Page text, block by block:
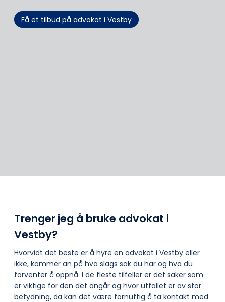
Få et tilbud på advokat i Vestby
Trenger jeg å bruke advokat i
Vestby?
Hvorvidt det beste er å hyre en advokat i Vestby eller
ikke, kommer an på hva slags sak du har og hva du
forventer å oppnå. I de fleste tilfeller er det saker som
er viktige for den det angår og hvor utfallet er av stor
betydning, da kan det være fornuftig å ta kontakt med